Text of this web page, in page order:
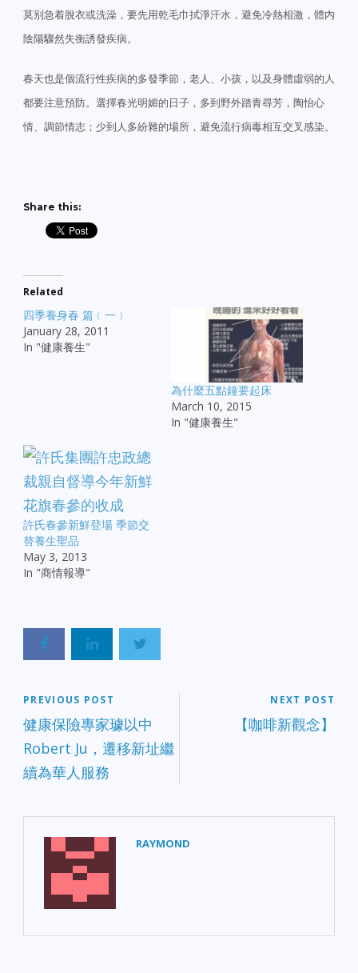
莫别急着脫衣或洗澡，要先用乾毛巾拭淨汗水，避免冷熱相激，體内
陰陽驟然失衡誘發疾病。
春天也是個流行性疾病的多發季節，老人、小孩，以及身體虛弱的人
都要注意預防。選擇春光明媚的日子，多到野外踏青尋芳，陶怡心
情、調節情志；少到人多紛雜的場所，避免流行病毒相互交叉感染。
Share this:
Related
四季養身春 篇﹝一﹞
January 28, 2011
In "健康養生"
為什麼五點鐘要起床
March 10, 2015
In "健康養生"
許氏春參新鮮登場 季節交
替養生聖品
May 3, 2013
In "商情報導"
PREVIOUS POST
健康保險專家璩以中
Robert Ju，遷移新址繼
續為華人服務
NEXT POST
【咖啡新觀念】
RAYMOND